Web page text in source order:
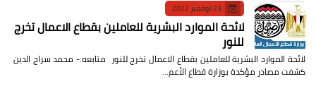
23 نوفمبر 2022
لائحة الموارد البشرية للعاملين بقطاع الاعمال تخرج
للنور
لائحة الموارد البشرية للعاملين بقطاع الاعمال تخرج للنور متابعه:- محمد سراج الدين
كشفت مصادر مؤكدة بوزارة قطاع الأعم…